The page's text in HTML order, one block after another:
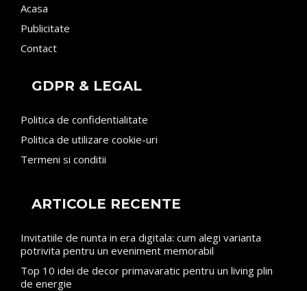
Acasa
Publicitate
Contact
GDPR & LEGAL
Politica de confidentialitate
Politica de utilizare cookie-uri
Termeni si conditii
ARTICOLE RECENTE
Invitatiile de nunta in era digitala: cum alegi varianta
potrivita pentru un eveniment memorabil
Top 10 idei de decor primavaratic pentru un living plin
de energie